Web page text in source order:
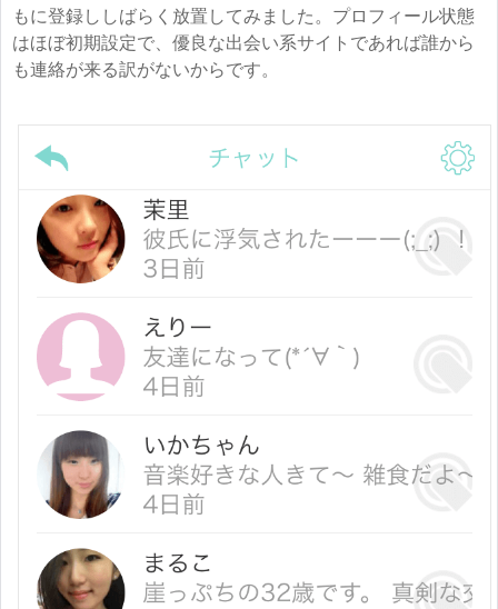
もに登録ししばらく放置してみました。プロフィール状態
はほぼ初期設定で、優良な出会い系サイトであれば誰から
も連絡が来る訳がないからです。